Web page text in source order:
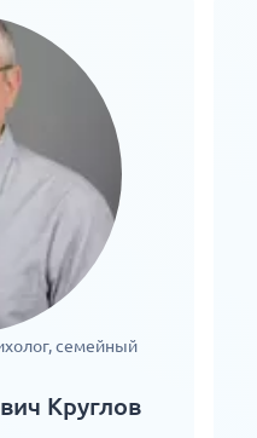
семейный
Круглов